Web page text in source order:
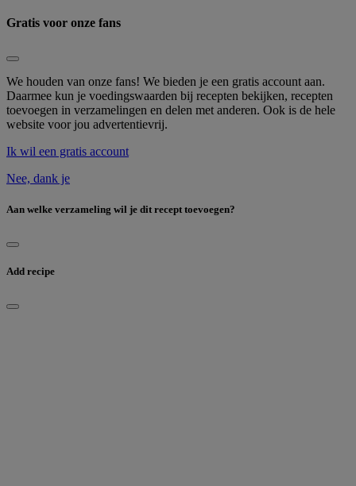
Gratis voor onze fans
We houden van onze fans! We bieden je een gratis account aan.
Daarmee kun je voedingswaarden bij recepten bekijken, recepten
toevoegen in verzamelingen en delen met anderen. Ook is de hele
website voor jou advertentievrij.
Ik wil een gratis account
Nee, dank je
Aan welke verzameling wil je dit recept toevoegen?
Add recipe